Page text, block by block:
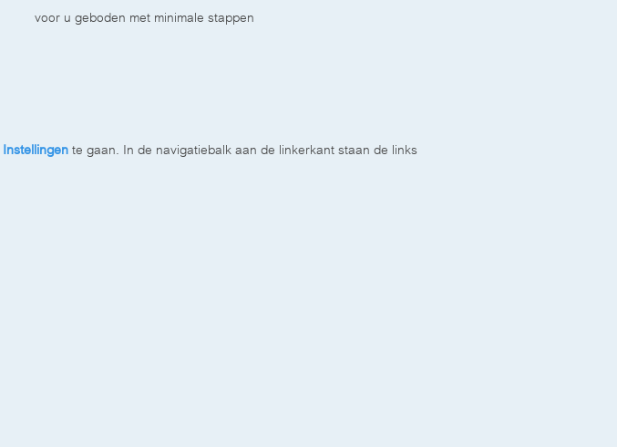
voor u geboden met minimale stappen
Instellingente gaan. In de navigatiebalk aan de linkerkant staan de links